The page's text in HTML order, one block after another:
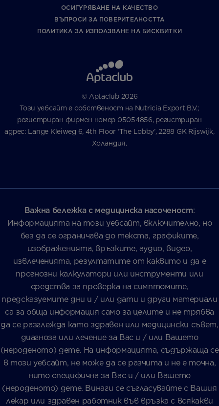
ОСИГУРЯВАНЕ НА КАЧЕСТВО
ВЪПРОСИ ЗА ПОВЕРИТЕЛНОСТТА
ПОЛИТИКА ЗА ИЗПОЛЗВАНЕ НА БИСКВИТКИ
© Aptaclub 2026
Този уебсайт е собственост на Nutricia Export B.V.;
регистриран фирмен номер 05054856, регистриран
адрес: Lange Kleiweg 6, 4th Floor ‘The Lobby’, 2288 GK Rijswijk,
Холандия.
Важна бележка с медицинска насоченост:
Информацията на този уебсайт, включително, но
без да се ограничава до текста, графиките,
изображенията, връзките, аудио, видео,
извлеченията, резултатите от каквито и да е
прогнозни калкулатори или инструменти или
средства за проверка на симптомите,
предсказуемите дни и / или дати и други материали
са за обща информация само за целите и не трябва
да се разглежда като здравен или медицински съвет,
диагноза или лечение за Вас и / или Вашето
(нероденото) дете. На информацията, съдържаща се
в този уебсайт, не може да се разчита и не е точна,
нито специфична за Вас и / или Вашето
(нероденото) дете. Винаги се съгласувайте с Вашия
лекар или здравен работник във връзка с всякакви